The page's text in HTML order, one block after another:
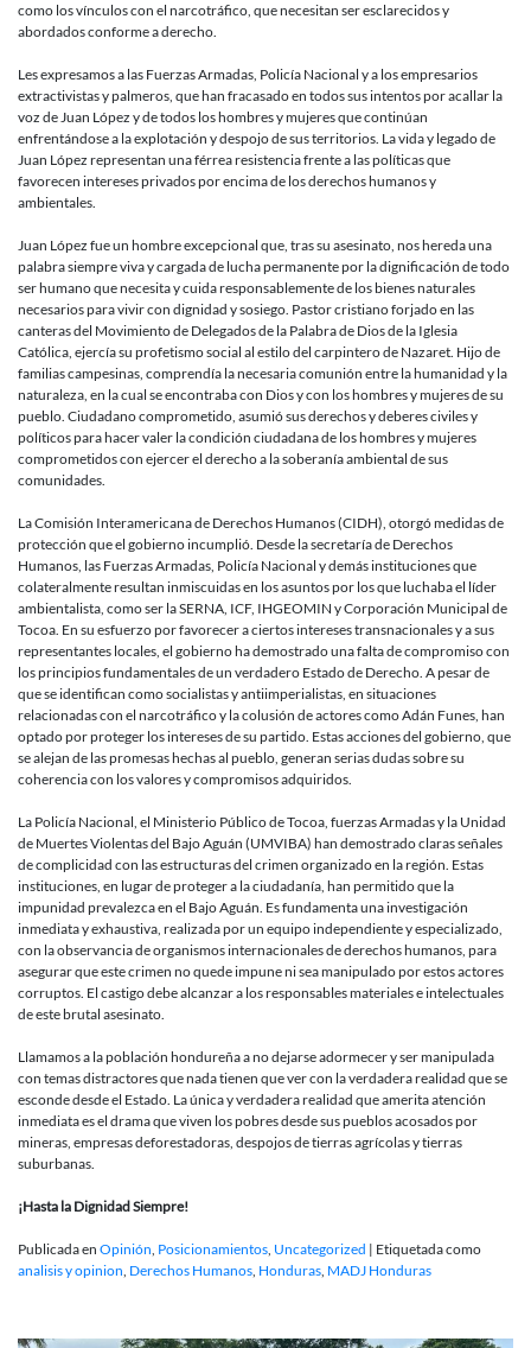
como los vínculos con el narcotráfico, que necesitan ser esclarecidos y
abordados conforme a derecho.
Les expresamos a las Fuerzas Armadas, Policía Nacional y a los empresarios
extractivistas y palmeros, que han fracasado en todos sus intentos por acallar la
voz de Juan López y de todos los hombres y mujeres que continúan
enfrentándose a la explotación y despojo de sus territorios. La vida y legado de
Juan López representan una férrea resistencia frente a las políticas que
favorecen intereses privados por encima de los derechos humanos y
ambientales.
Juan López fue un hombre excepcional que, tras su asesinato, nos hereda una
palabra siempre viva y cargada de lucha permanente por la dignificación de todo
ser humano que necesita y cuida responsablemente de los bienes naturales
necesarios para vivir con dignidad y sosiego. Pastor cristiano forjado en las
canteras del Movimiento de Delegados de la Palabra de Dios de la Iglesia
Católica, ejercía su profetismo social al estilo del carpintero de Nazaret. Hijo de
familias campesinas, comprendía la necesaria comunión entre la humanidad y la
naturaleza, en la cual se encontraba con Dios y con los hombres y mujeres de su
pueblo. Ciudadano comprometido, asumió sus derechos y deberes civiles y
políticos para hacer valer la condición ciudadana de los hombres y mujeres
comprometidos con ejercer el derecho a la soberanía ambiental de sus
comunidades.
La Comisión Interamericana de Derechos Humanos (CIDH), otorgó medidas de
protección que el gobierno incumplió. Desde la secretaría de Derechos
Humanos, las Fuerzas Armadas, Policía Nacional y demás instituciones que
colateralmente resultan inmiscuidas en los asuntos por los que luchaba el líder
ambientalista, como ser la SERNA, ICF, IHGEOMIN y Corporación Municipal de
Tocoa. En su esfuerzo por favorecer a ciertos intereses transnacionales y a sus
representantes locales, el gobierno ha demostrado una falta de compromiso con
los principios fundamentales de un verdadero Estado de Derecho. A pesar de
que se identifican como socialistas y antiimperialistas, en situaciones
relacionadas con el narcotráfico y la colusión de actores como Adán Funes, han
optado por proteger los intereses de su partido. Estas acciones del gobierno, que
se alejan de las promesas hechas al pueblo, generan serias dudas sobre su
coherencia con los valores y compromisos adquiridos.
La Policía Nacional, el Ministerio Público de Tocoa, fuerzas Armadas y la Unidad
de Muertes Violentas del Bajo Aguán (UMVIBA) han demostrado claras señales
de complicidad con las estructuras del crimen organizado en la región. Estas
instituciones, en lugar de proteger a la ciudadanía, han permitido que la
impunidad prevalezca en el Bajo Aguán. Es fundamenta una investigación
inmediata y exhaustiva, realizada por un equipo independiente y especializado,
con la observancia de organismos internacionales de derechos humanos, para
asegurar que este crimen no quede impune ni sea manipulado por estos actores
corruptos. El castigo debe alcanzar a los responsables materiales e intelectuales
de este brutal asesinato.
Llamamos a la población hondureña a no dejarse adormecer y ser manipulada
con temas distractores que nada tienen que ver con la verdadera realidad que se
esconde desde el Estado. La única y verdadera realidad que amerita atención
inmediata es el drama que viven los pobres desde sus pueblos acosados por
mineras, empresas deforestadoras, despojos de tierras agrícolas y tierras
suburbanas.
¡Hasta la Dignidad Siempre!
Publicada en Opinión, Posicionamientos, Uncategorized | Etiquetada como
analisis y opinion, Derechos Humanos, Honduras, MADJ Honduras